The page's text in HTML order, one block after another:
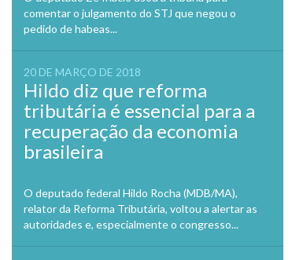
comentar o julgamento do STJ que negou o
pedido de habeas...
20 DE MARÇO DE 2018
Hildo diz que reforma
tributária é essencial para a
recuperação da economia
brasileira
O deputado federal Hildo Rocha (MDB/MA),
relator da Reforma Tributária, voltou a alertar as
autoridades e, especialmente o congresso...